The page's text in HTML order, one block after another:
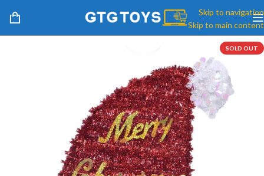
Skip to navigation
Skip to main content
SOLD OUT